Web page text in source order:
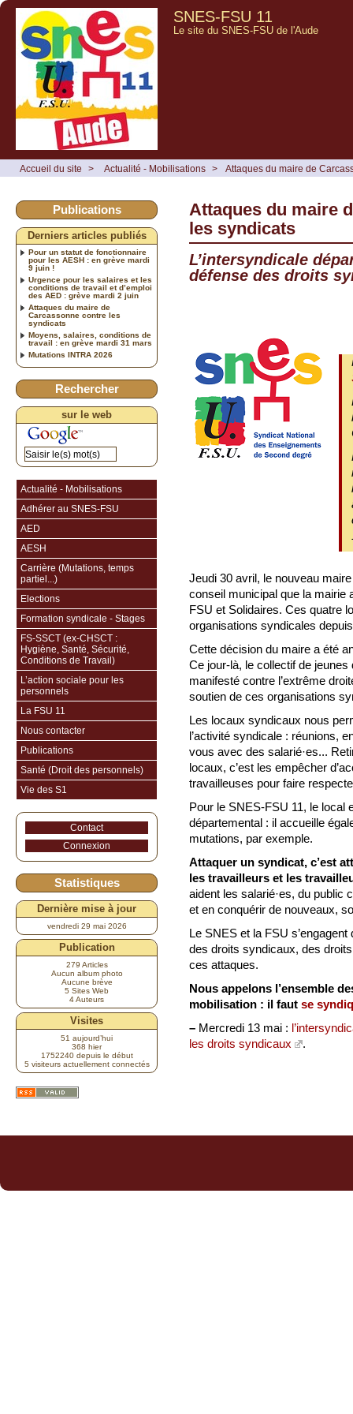
SNES-FSU 11
Le site du SNES-FSU de l'Aude
Accueil du site > Actualité - Mobilisations > Attaques du maire de
Attaques du maire
les syndicats
L’intersyndicale
défense des droits
Jeudi 30 avril, le nouveau
conseil municipal que la mairie
FSU et Solidaires. Ces quatre
organisations syndicales
Cette décision du maire a été
Ce jour-là, le collectif de
manifesté contre l’extrême
soutien de ces organisations
Les locaux syndicaux nous
l’activité syndicale : réunions,
vous avec des salarié·es...
locaux, c’est les empêcher
travailleuses pour faire
Pour le SNES-FSU 11, le local
départemental : il accueille
mutations, par exemple.
Attaquer un syndicat, c’est
les travailleurs et les
aident les salarié·es, du public
et en conquérir de nouveaux,
Le SNES et la FSU
des droits syndicaux, des
ces attaques.
Nous appelons l’ensemble
mobilisation : il faut se
– Mercredi 13 mai :
les droits syndicaux
.
Publications
Derniers articles publiés
Pour un statut de fonctionnaire
pour les AESH : en grève mardi
9 juin !
Urgence pour les salaires et les
conditions de travail et d’emploi
des AED : grève mardi 2 juin
Attaques du maire de
Carcassonne contre les
syndicats
Moyens, salaires, conditions de
travail : en grève mardi 31 mars
Mutations INTRA 2026
Rechercher
sur le web
Actualité - Mobilisations
Adhérer au SNES-FSU
AED
AESH
Carrière (Mutations, temps
partiel...)
Elections
Formation syndicale - Stages
FS-SSCT (ex-CHSCT :
Hygiène, Santé, Sécurité,
Conditions de Travail)
L’action sociale pour les
personnels
La FSU 11
Nous contacter
Publications
Santé (Droit des personnels)
Vie des S1
Contact
Connexion
Statistiques
Dernière mise à jour
vendredi 29 mai 2026
Publication
279 Articles
Aucun album photo
Aucune brève
5 Sites Web
4 Auteurs
Visites
51 aujourd’hui
368 hier
1752240 depuis le début
5 visiteurs actuellement connectés